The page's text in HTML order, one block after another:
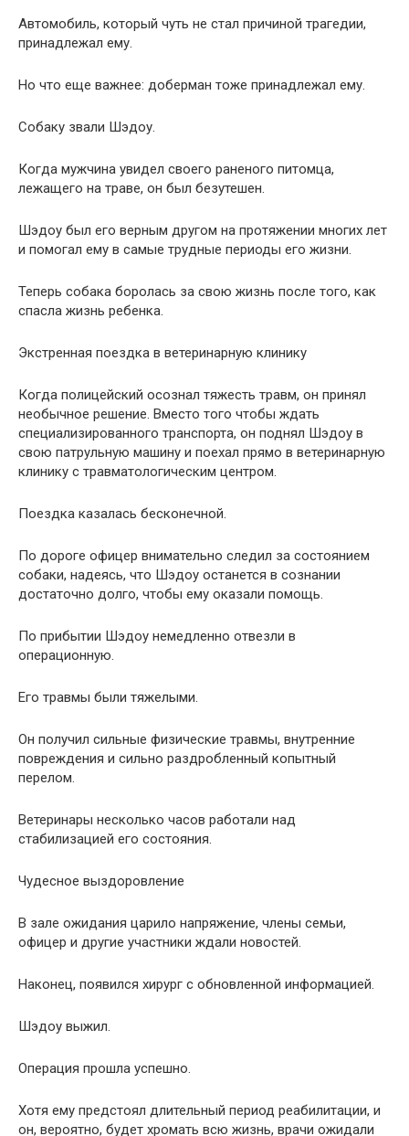
Автомобиль, который чуть не стал причиной трагедии,
принадлежал ему.
Но что еще важнее: доберман тоже принадлежал ему.
Собаку звали Шэдоу.
Когда мужчина увидел своего раненого питомца,
лежащего на траве, он был безутешен.
Шэдоу был его верным другом на протяжении многих лет
и помогал ему в самые трудные периоды его жизни.
Теперь собака боролась за свою жизнь после того, как
спасла жизнь ребенка.
Экстренная поездка в ветеринарную клинику
Когда полицейский осознал тяжесть травм, он принял
необычное решение. Вместо того чтобы ждать
специализированного транспорта, он поднял Шэдоу в
свою патрульную машину и поехал прямо в ветеринарную
клинику с травматологическим центром.
Поездка казалась бесконечной.
По дороге офицер внимательно следил за состоянием
собаки, надеясь, что Шэдоу останется в сознании
достаточно долго, чтобы ему оказали помощь.
По прибытии Шэдоу немедленно отвезли в
операционную.
Его травмы были тяжелыми.
Он получил сильные физические травмы, внутренние
повреждения и сильно раздробленный копытный
перелом.
Ветеринары несколько часов работали над
стабилизацией его состояния.
Чудесное выздоровление
В зале ожидания царило напряжение, члены семьи,
офицер и другие участники ждали новостей.
Наконец, появился хирург с обновленной информацией.
Шэдоу выжил.
Операция прошла успешно.
Хотя ему предстоял длительный период реабилитации, и
он, вероятно, будет хромать всю жизнь, врачи ожидали